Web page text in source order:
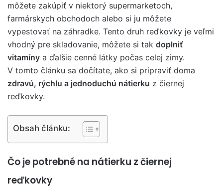
môžete zakúpiť v niektorý supermarketoch,
farmárskych obchodoch alebo si ju môžete
vypestovať na záhradke. Tento druh reďkovky je veľmi
vhodný pre skladovanie, môžete si tak doplniť
vitamíny a ďalšie cenné látky počas celej zimy.
V tomto článku sa dočítate, ako si pripraviť doma
zdravú, rýchlu a jednoduchú nátierku z čiernej
reďkovky.
Obsah článku:
Čo je potrebné na nátierku z čiernej
reďkovky